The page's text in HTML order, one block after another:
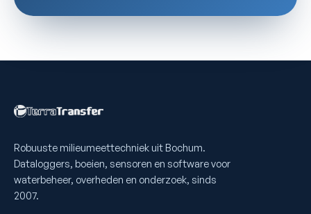
Robuuste milieumeettechniek uit Bochum.
Dataloggers, boeien, sensoren en software voor
waterbeheer, overheden en onderzoek, sinds
2007.